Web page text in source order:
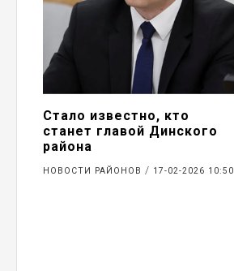
Стало известно, кто
станет главой Динского
района
НОВОСТИ РАЙОНОВ/ 17-02-2026 10:50